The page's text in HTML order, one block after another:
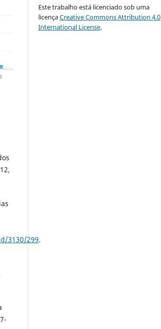
3130/299.
Este trabalho está licenciado sob uma
licençaCreative Commons Attribution 4.0
International License.